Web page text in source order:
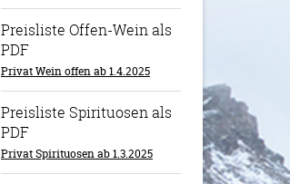
Preisliste Offen-Wein als
PDF
Privat Wein offen ab 1.4.2025
Preisliste Spirituosen als
PDF
Privat Spirituosen ab 1.3.2025